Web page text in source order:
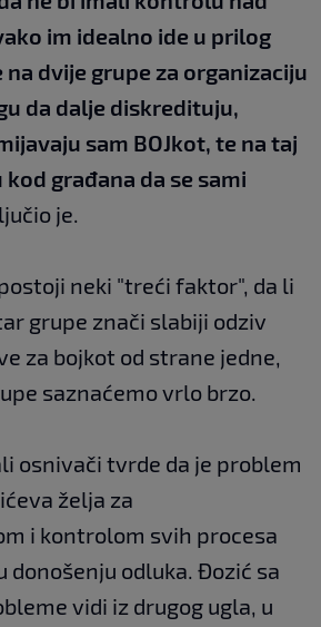
im idealno ide u prilog
dvije grupe za organizaciju
da dalje diskredituju,
sam BOJkot, te na taj
građana da se sami
je.
neki "treći faktor", da li
grupe znači slabiji odziv
za bojkot od strane jedne,
saznaćemo vrlo brzo.
osnivači tvrde da je problem
želja za
i kontrolom svih procesa
donošenju odluka. Đozić sa
vidi iz drugog ugla, u